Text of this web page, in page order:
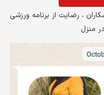
، رضایت از برنامه ورزشی
منزل